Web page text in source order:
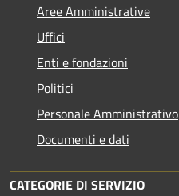
Aree Amministrative
Uffici
Enti e fondazioni
Politici
Personale Amministrativo
Documenti e dati
CATEGORIE DI SERVIZIO